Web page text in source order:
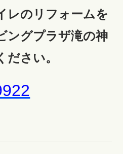
レのリフォームを
ングプラザ滝の神
さい。